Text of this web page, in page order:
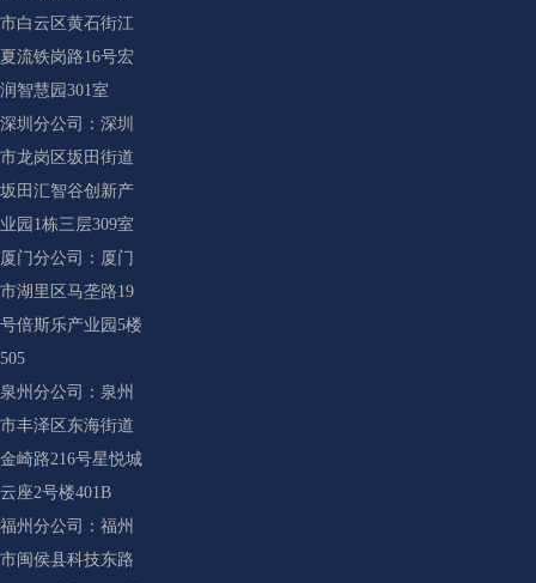
市白云区黄石街江
夏流铁岗路16号宏
润智慧园301室
深圳分公司：深圳
市龙岗区坂田街道
坂田汇智谷创新产
业园1栋三层309室
厦门分公司：厦门
市湖里区马垄路19
号倍斯乐产业园5楼
505
泉州分公司：泉州
市丰泽区东海街道
金崎路216号星悦城
云座2号楼401B
福州分公司：福州
市闽侯县科技东路